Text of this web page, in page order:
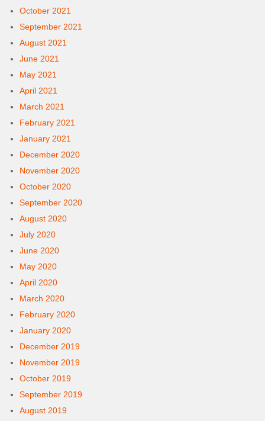
October 2021
September 2021
August 2021
June 2021
May 2021
April 2021
March 2021
February 2021
January 2021
December 2020
November 2020
October 2020
September 2020
August 2020
July 2020
June 2020
May 2020
April 2020
March 2020
February 2020
January 2020
December 2019
November 2019
October 2019
September 2019
August 2019